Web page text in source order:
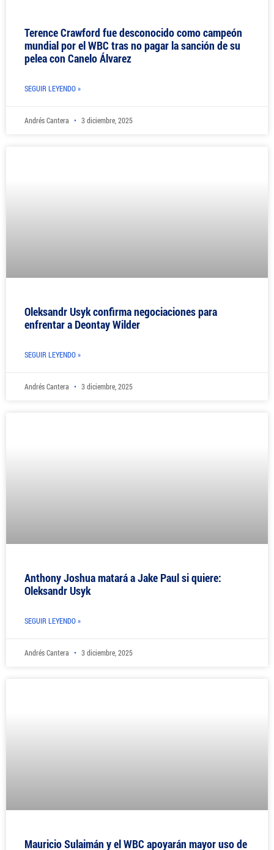
Terence Crawford fue desconocido como campeón
mundial por el WBC tras no pagar la sanción de su
pelea con Canelo Álvarez
SEGUIR LEYENDO »
Andrés Cantera 3 diciembre, 2025
Oleksandr Usyk confirma negociaciones para
enfrentar a Deontay Wilder
SEGUIR LEYENDO »
Andrés Cantera 3 diciembre, 2025
Anthony Joshua matará a Jake Paul si quiere:
Oleksandr Usyk
SEGUIR LEYENDO »
Andrés Cantera 3 diciembre, 2025
Mauricio Sulaimán y el WBC apoyarán mayor uso de